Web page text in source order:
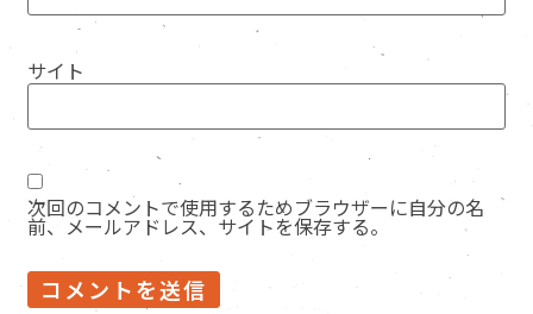
サイト
次回のコメントで使用するためブラウザーに自分の名
前、メールアドレス、サイトを保存する。